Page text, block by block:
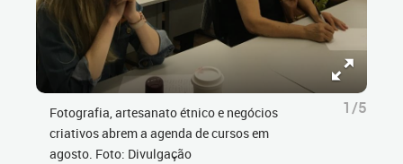
Fotografia, artesanato étnico e negócios
criativos abrem a agenda de cursos em
agosto. Foto: Divulgação
1/5